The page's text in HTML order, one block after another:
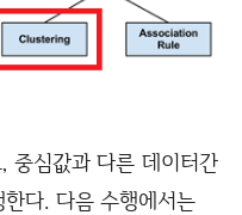
중심값과 다른 데이터간
다. 다음 수행에서는